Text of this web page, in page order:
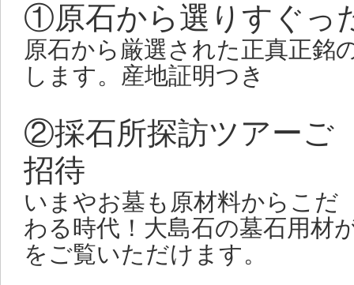
2015 2/1～東広島の墓地
新
せ
和み墓園・飯田墓地・光輪苑
で内覧会をいたします。
お近くの方は、この機会に
いませ。
2014 11/15 秋の文化講演会
①原石から選りすぐっ
原石から厳選された正真正銘
します。産地証明つき
②採石所探訪ツアーご
招待
いまやお墓も原材料からこだ
わる時代！大島石の墓石用材
をご覧いただけます。